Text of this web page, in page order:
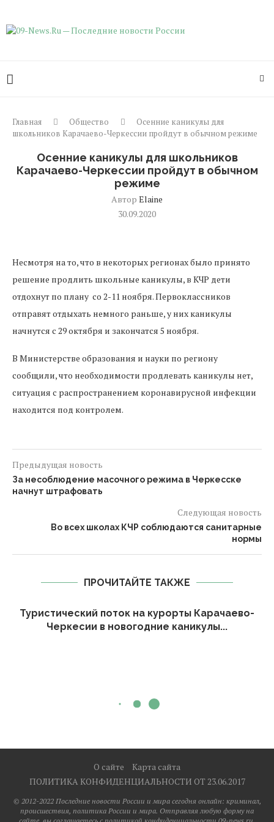
Главная Общество
Осенние каникулы для
школьников Карачаево-Черкессии пройдут в обычном режиме
Осенние каникулы для школьников
Карачаево-Черкессии пройдут в обычном
режиме
Автор Elaine
30.09.2020
Несмотря на то, что в некоторых регионах было принято
решение продлить школьные каникулы, в КЧР дети
отдохнут по плану со 2-11 ноября. Первоклассников
отправят отдыхать немного раньше, у них каникулы
начнутся с 29 октября и закончатся 5 ноября.
В Министерстве образования и науки по региону
сообщили, что необходимости продлевать каникулы нет,
ситуация с распространением коронавирусной инфекции
находится под контролем.
Предыдущая новость
За несоблюдение масочного режима в Черкесске
начнут штрафовать
Следующая новость
Во всех школах КЧР соблюдаются санитарные
нормы
ПРОЧИТАЙТЕ ТАКЖЕ
Туристический поток на курорты Карачаево-
Черкесии в новогодние каникулы...
О сайте
Карта сайта
ПОЛИТИКА КОНФИДЕНЦИАЛЬНОСТИ ОТ 23.06.2017
© 2012-2022 Последние новости России и мира сегодня онлайн: криминал,
происшествия, политика России и мира. Отправляя любую форму на